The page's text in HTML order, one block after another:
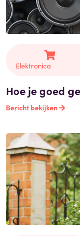
Elektronica
Hoe je goed
Bericht bekijken